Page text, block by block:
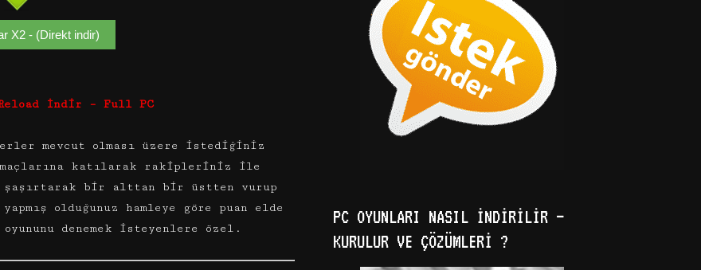
X2 - (Direkt indir)
İndir – Full PC
mevcut olması üzere istediğiniz
katılarak rakipleriniz ile
bir alttan bir üstten vurup
olduğunuz hamleye göre puan elde
denemek isteyenlere özel.
PC OYUNLARI NASIL İNDIRILIR –
KURULUR VE ÇÖZÜMLERI ?